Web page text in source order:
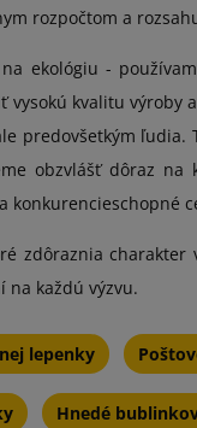
rozpočtom a
ekológiu -
kvalitu
predovšetkým
obzvlášť dôraz
zdôraznia
na každú výzvu.
lepenky
Hnedé